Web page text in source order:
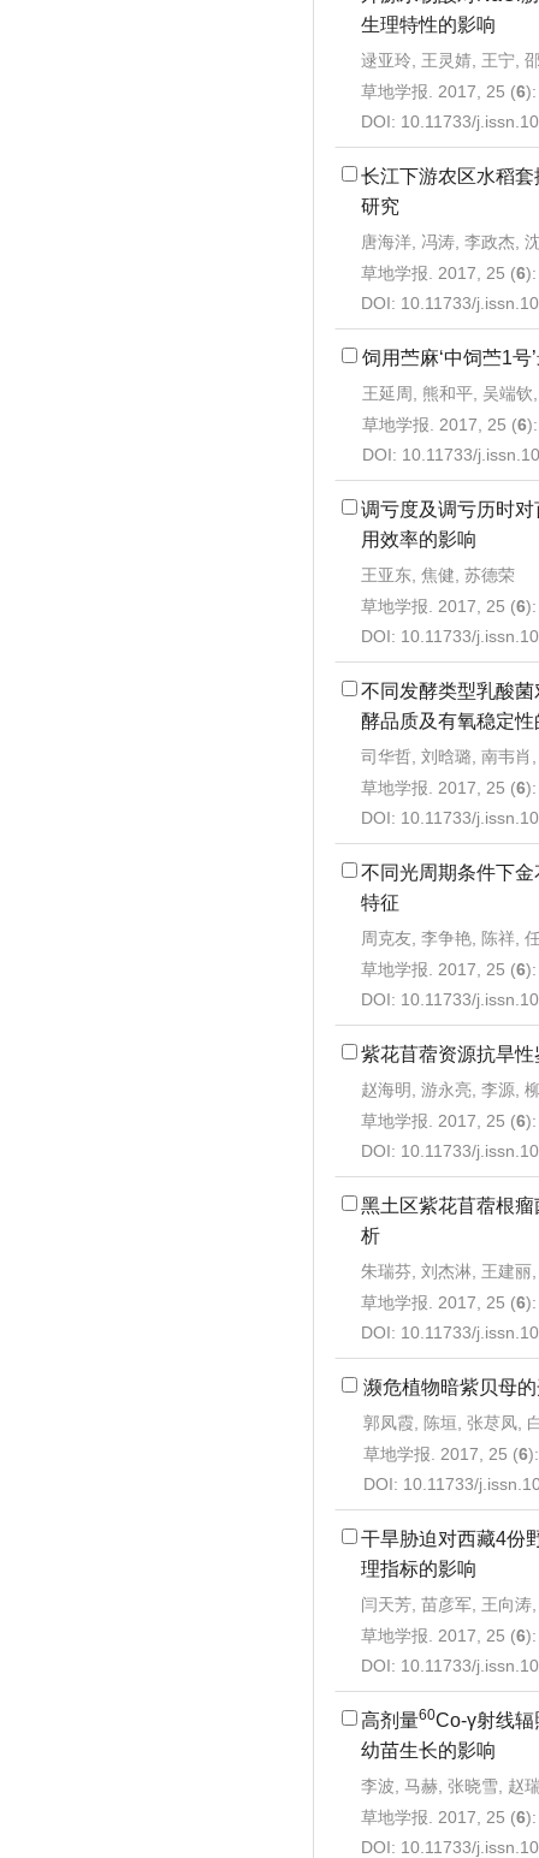
生理特性的影响
逯亚玲, 王灵婧, 王宁,
草地学报. 2017, 25 (6
DOI: 10.11733/
长江下游农区水稻
研究
唐海洋, 冯涛, 李政杰,
草地学报. 2017, 25 (6
DOI: 10.11733/
饲用苎麻‘中饲苎1号
王延周, 熊和平, 吴端
草地学报. 2017, 25 (6
DOI: 10.11733/
调亏度及调亏历时
用效率的影响
王亚东, 焦健, 苏德荣
草地学报. 2017, 25 (6
DOI: 10.11733/
不同发酵类型乳酸
酵品质及有氧稳定性
司华哲, 刘晗璐, 南韦肖
草地学报. 2017, 25 (6
DOI: 10.11733/
不同光周期条件下金
特征
周克友, 李争艳, 陈祥,
草地学报. 2017, 25 (6
DOI: 10.11733/
紫花苜蓿资源抗旱
赵海明, 游永亮, 李源,
草地学报. 2017, 25 (6
DOI: 10.11733/
黑土区紫花苜蓿根
析
朱瑞芬, 刘杰淋, 王建丽
草地学报. 2017, 25 (6
DOI: 10.11733/
濒危植物暗紫贝母
郭凤霞, 陈垣, 张荩凤,
草地学报. 2017, 25 (6
DOI: 10.11733/
干旱胁迫对西藏4份
理指标的影响
闫天芳, 苗彦军, 王向
草地学报. 2017, 25 (6
DOI: 10.11733/
高剂量60Co-γ射线
幼苗生长的影响
李波, 马赫, 张晓雪, 赵
草地学报. 2017, 25 (6
DOI: 10.11733/